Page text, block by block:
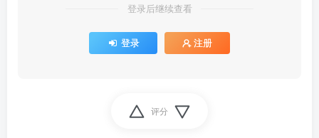
登录后继续查看
登录 注册
评分